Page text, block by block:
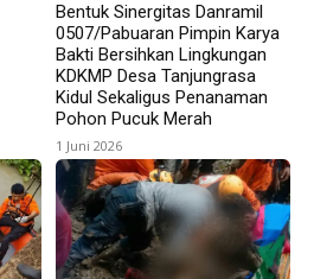
Bentuk Sinergitas Danramil
0507/Pabuaran Pimpin Karya
Bakti Bersihkan Lingkungan
KDKMP Desa Tanjungrasa
Kidul Sekaligus Penanaman
Pohon Pucuk Merah
1 Juni 2026